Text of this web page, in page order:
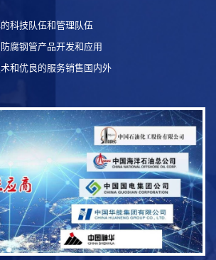
科技队伍和管理队伍
腐钢管产品开发和应用
和优良的服务销售国内外